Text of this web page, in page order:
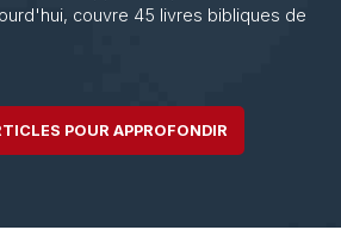
couvre 45 livres bibliques de
POUR APPROFONDIR